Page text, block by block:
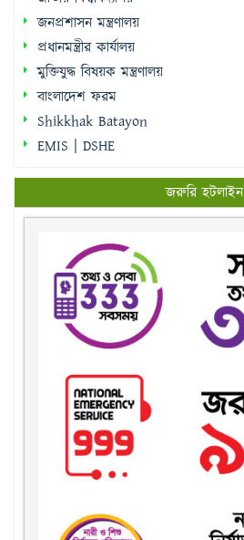
জনপ্রশাসন মন্ত্রণালয়
প্রধানমন্ত্রীর কার্যালয়
মুক্তিযুদ্ধ বিষয়ক মন্ত্রণালয়
বাংলাদেশ ফরম
Shikkhak Batayon
EMIS | DSHE
জরুরি হটলাইন